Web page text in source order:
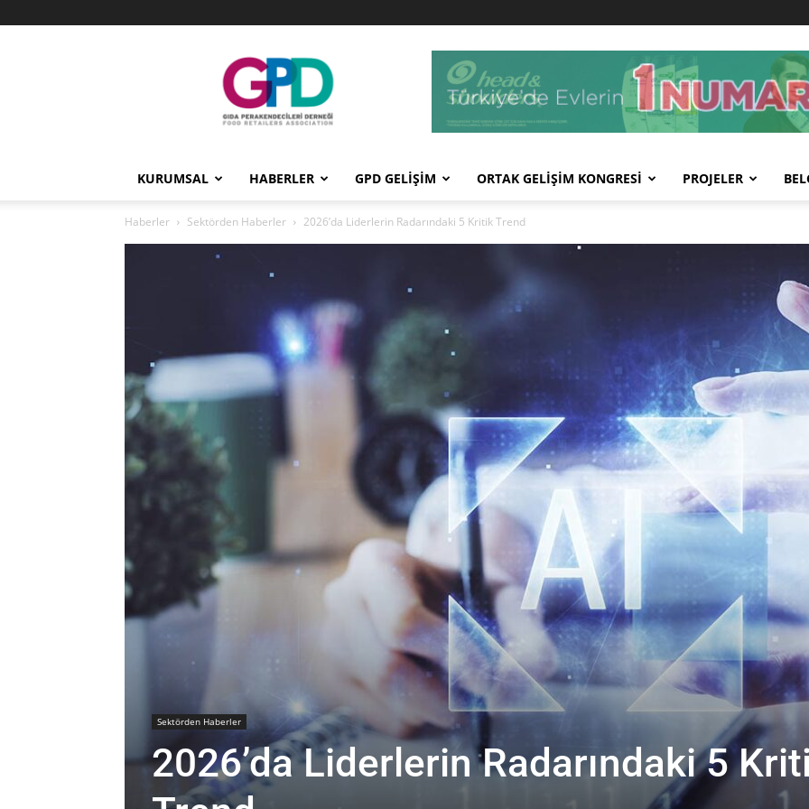
GPD
KURUMSAL HABERLER GPD GELİŞİM ORTAK GELİŞİM KONGRESİ PROJELER
Haberler Sektörden Haberler 2026’da Liderlerin Radarındaki 5 Kritik Trend
Sektörden Haberler
2026’da Liderlerin Radarındaki 5